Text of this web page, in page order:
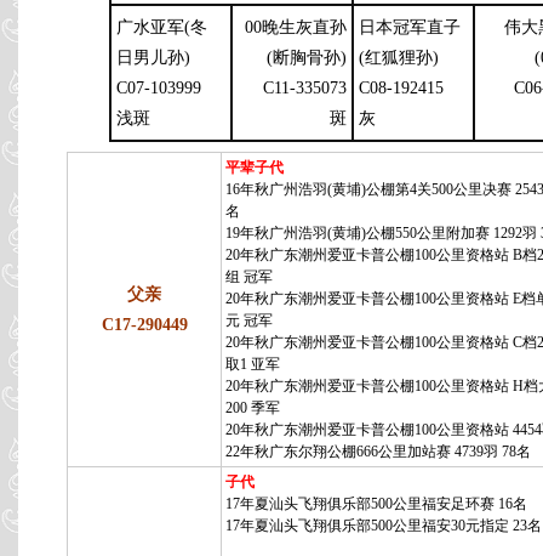
广水亚军(冬
日男儿孙)
C07-103999
浅斑
00晚生灰直孙
(断胸骨孙)
C11-335073
斑
日本冠军直子
(红狐狸孙)
C08-192415
灰
伟大
父亲
C17-290449
平辈子代
16年秋广州浩羽(黄埔)公棚第4关500公里决赛
名
19年秋广州浩羽(黄埔)公棚550公里附加赛 1292羽
20年秋广东潮州爱亚卡普公棚100公里资格站 B档
组 冠军
20年秋广东潮州爱亚卡普公棚100公里资格站 E档
元 冠军
20年秋广东潮州爱亚卡普公棚100公里资格站 C档
取1 亚军
20年秋广东潮州爱亚卡普公棚100公里资格站 H档
200 季军
20年秋广东潮州爱亚卡普公棚100公里资格站
22年秋广东尔翔公棚666公里加站赛 4739羽 78名
子代
17年夏汕头飞翔俱乐部500公里福安足环赛 16名
17年夏汕头飞翔俱乐部500公里福安30元指定 23名